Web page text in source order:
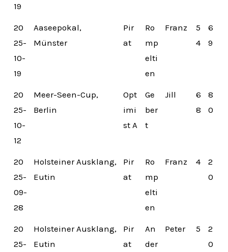
19
20
25-
10-
19
Aaseepokal,
Münster
Pir
at
Ro
mp
elti
en
Franz
5
4
6
9
20
25-
10-
12
Meer-Seen-Cup,
Berlin
Opt
imi
st A
Ge
ber
t
Jill
6
8
8
0
20
25-
09-
28
Holsteiner Ausklang,
Eutin
Pir
at
Ro
mp
elti
en
Franz 4
2
0
20
25-
Holsteiner Ausklang,
Eutin
Pir
at
An
der
Peter 5
2
0